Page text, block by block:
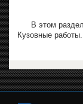
В этом
Кузовные